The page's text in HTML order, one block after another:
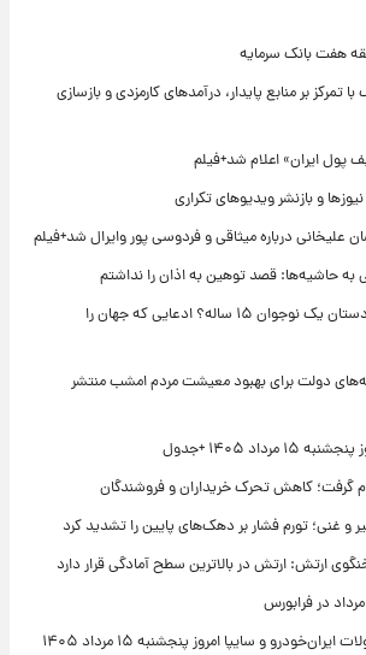
هفت بانک سرمایه
تمرکز بر منابع پایدار، درآمدهای کارمزدی و بازسازی
پول ایران» اعلام شد+فیلم
و بازنشر ویدیوهای تکراری
علیخانی درباره میثاقی و فردوسی پور وایرال شد+فیلم
حاشیه‌ها: قصد توهین به اذان را نداشتم
راز طول عمر انسان در دستان یک نوجوان ۱۵ ساله؟ ادعایی که جهان را
دولت برای بهبود معیشت مردم امشب منتشر
۱۴۰۵ +جدول
گرفت؛ کاهش تحرک خریداران و فروشندگان
و غنی؛ تورم فشار بر دهک‌های پایین را تشدید کرد
ارتش: ارتش در بالاترین سطح آمادگی قرار دارد
تغییر تند قیمت محصولات ایران‌خودرو و سایپا امروز پنجشنبه ۱۵ مرداد ۱۴۰۵